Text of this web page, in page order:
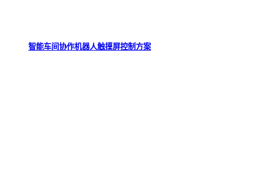
智能车间协作机器人触摸屏控制方案